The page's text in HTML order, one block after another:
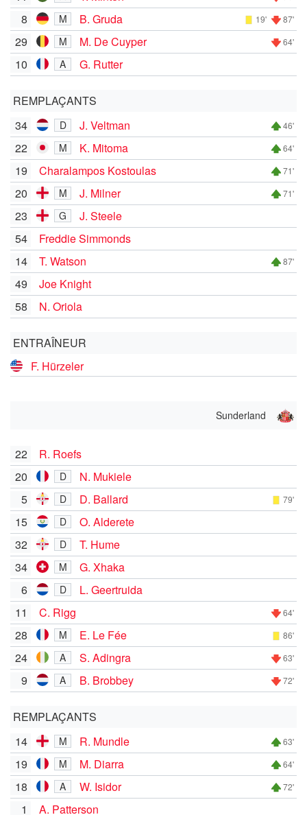
8 M B. Gruda 19' 87'
29 M M. De Cuyper 64'
10 A G. Rutter
REMPLAÇANTS
34
D J. Veltman 46'
22 M K. Mitoma 64'
19 Charalampos Kostoulas 71'
20 M J. Milner 71'
23 G
J. Steele
54
Freddie Simmonds
14
T. Watson 87'
49
Joe Knight
58
N. Oriola
ENTRAÎNEUR
F. Hürzeler
Sunderland
22
R. Roefs
20
D
N. Mukiele
5
D D. Ballard 79'
15 D
O. Alderete
32
D
T. Hume
34
M
G. Xhaka
6
D
L. Geertruida
11
C. Rigg 64'
28 M E. Le Fée 86'
24 A S. Adingra 63'
9 A B. Brobbey 72'
REMPLAÇANTS
14
M R. Mundle 63'
19 M M. Diarra 64'
18 A W. Isidor 72'
1 A. Patterson